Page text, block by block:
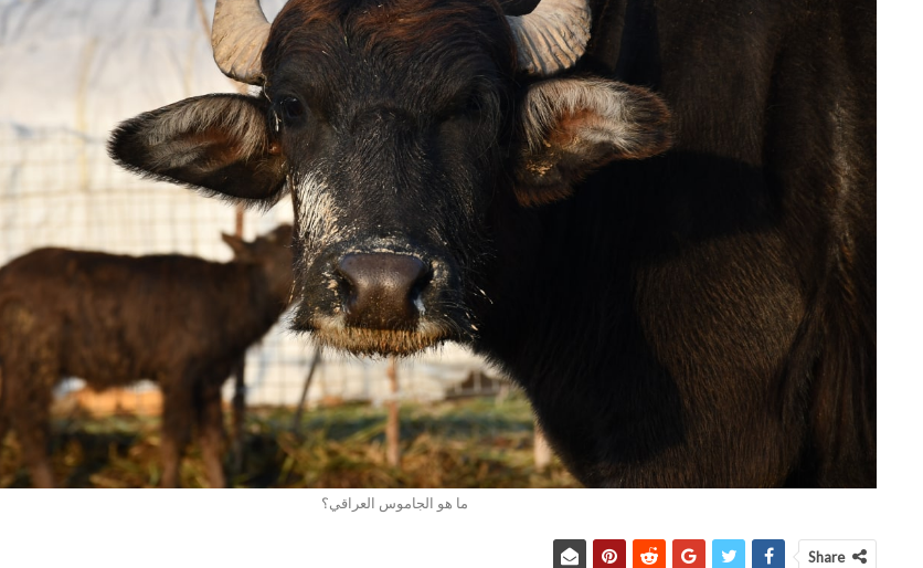
ما هو الجاموس العراقي؟
Share